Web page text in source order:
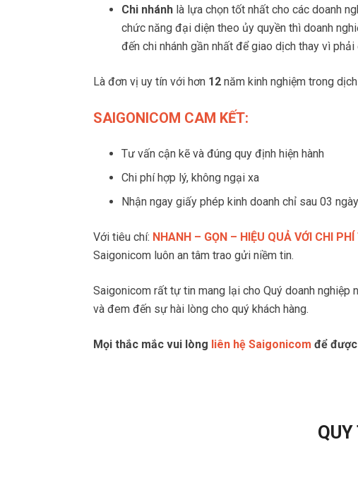
Chi nhánh là lựa chọn tốt nhất cho các doanh
chức năng đại diện theo ủy quyền thì doanh
đến chi nhánh gần nhất để giao dịch thay vì
Là đơn vị uy tín với hơn 12 năm kinh nghiệm trong
SAIGONICOM CAM KẾT:
Tư vấn cận kẽ và đúng quy định hiện hành
Chi phí hợp lý, không ngại xa
Nhận ngay giấy phép kinh doanh chỉ sau 03
Với tiêu chí: NHANH – GỌN – HIỆU QUẢ VỚI CHI
Saigonicom luôn an tâm trao gửi niềm tin.
Saigonicom rất tự tin mang lại cho Quý doanh
và đem đến sự hài lòng cho quý khách hàng.
Mọi thắc mắc vui lòng liên hệ Saigonicom để